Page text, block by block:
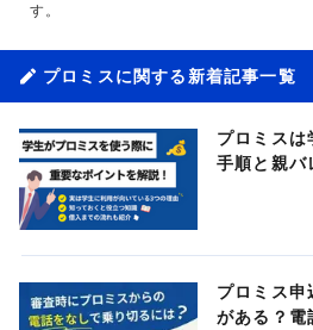
す。
プロミスに関する新着記事一覧
プロミスは
手順と親バ
プロミス申
がある？電